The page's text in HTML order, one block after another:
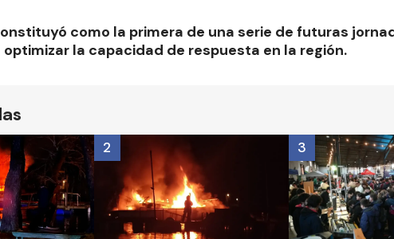
como la primera de una serie de futuras
la capacidad de respuesta en la región.
2 3